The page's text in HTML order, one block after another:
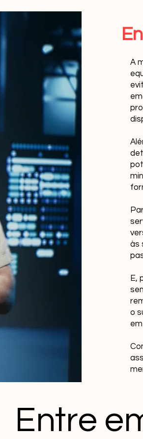
A
às
E,
o
Entre